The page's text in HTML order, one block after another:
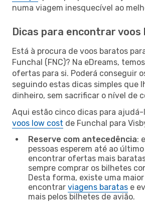
numa viagem inesquecível ao
Dicas para encontrar
Está à procura de voos baratos
Funchal (FNC)? Na eDreams,
ofertas para si. Poderá conseguir
seguindo estas dicas simples que
dinheiro, sem sacrificar o nível de
Aqui estão cinco dicas para ajudá-
voos low cost de Funchal para
Reserve com antecedência:
pessoas esperem até ao
encontrar ofertas mais
sempre comprar os bilhetes
Desta forma, existe uma
encontrar viagens baratas e
mais pelos bilhetes de avião.